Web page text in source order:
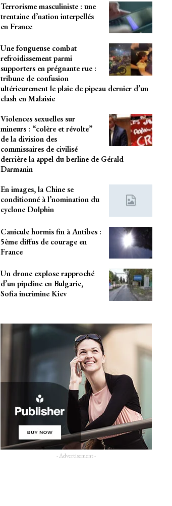
Terrorisme masculiniste : une
trentaine d’nation interpellés
en France
Une fougueuse combat
refroidissement parmi
supporters en prégnante rue :
tribune de confusion
ultérieurement le plaie de pipeau dernier d’un
clash en Malaisie
Violences sexuelles sur
mineurs : “colère et révolte”
de la division des
commissaires de civilisé
derrière la appel du berline de Gérald
Darmanin
En images, la Chine se
conditionné à l’nomination du
cyclone Dolphin
Canicule hormis fin à Antibes :
5ème diffus de courage en
France
Un drone explose rapproché
d’un pipeline en Bulgarie,
Sofia incrimine Kiev
- Advertisement -